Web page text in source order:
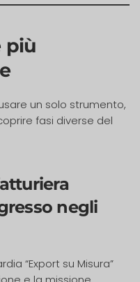
più
un solo strumento,
fasi diverse del
negli
“Export su Misura”